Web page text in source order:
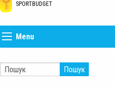
SPORTBUDGET
Menu
Пошук